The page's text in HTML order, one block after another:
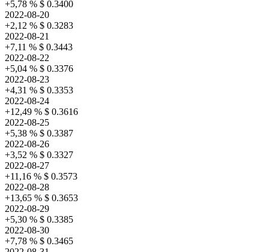
+5,78 % $ 0.3400
2022-08-20
+2,12 % $ 0.3283
2022-08-21
+7,11 % $ 0.3443
2022-08-22
+5,04 % $ 0.3376
2022-08-23
+4,31 % $ 0.3353
2022-08-24
+12,49 % $ 0.3616
2022-08-25
+5,38 % $ 0.3387
2022-08-26
+3,52 % $ 0.3327
2022-08-27
+11,16 % $ 0.3573
2022-08-28
+13,65 % $ 0.3653
2022-08-29
+5,30 % $ 0.3385
2022-08-30
+7,78 % $ 0.3465